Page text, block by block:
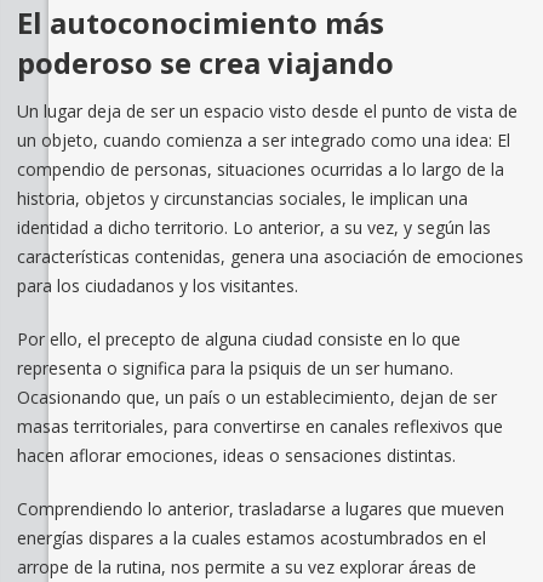
El autoconocimiento más
poderoso se crea viajando
Un lugar deja de ser un espacio visto desde el punto de vista de
un objeto, cuando comienza a ser integrado como una idea: El
compendio de personas, situaciones ocurridas a lo largo de la
historia, objetos y circunstancias sociales, le implican una
identidad a dicho territorio. Lo anterior, a su vez, y según las
características contenidas, genera una asociación de emociones
para los ciudadanos y los visitantes.
Por ello, el precepto de alguna ciudad consiste en lo que
representa o significa para la psiquis de un ser humano.
Ocasionando que, un país o un establecimiento, dejan de ser
masas territoriales, para convertirse en canales reflexivos que
hacen aflorar emociones, ideas o sensaciones distintas.
Comprendiendo lo anterior, trasladarse a lugares que mueven
energías dispares a la cuales estamos acostumbrados en el
arrope de la rutina, nos permite a su vez explorar áreas de